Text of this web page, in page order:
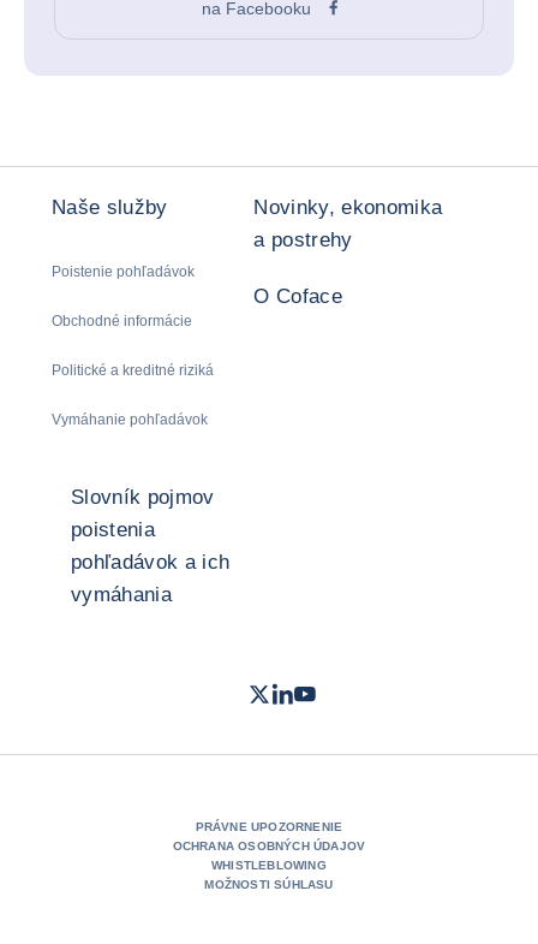
na Facebooku
Naše služby
Poistenie pohľadávok
Obchodné informácie
Politické a kreditné riziká
Vymáhanie pohľadávok
Novinky, ekonomika
a postrehy
O Coface
Slovník pojmov
poistenia
pohľadávok a ich
vymáhania
Twitter- Coface
LinkedIn
Youtube
PRÁVNE UPOZORNENIE
OCHRANA OSOBNÝCH ÚDAJOV
WHISTLEBLOWING
MOŽNOSTI SÚHLASU